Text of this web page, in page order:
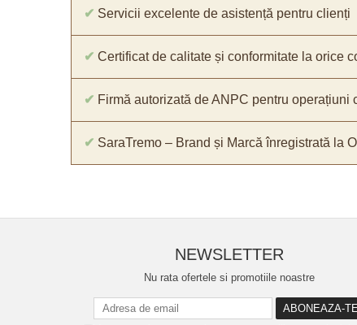
✔ Servicii excelente de asistență pentru clienți
✔ Certificat de calitate și conformitate la orice
✔ Firmă autorizată de ANPC pentru operațiuni
✔ SaraTremo – Brand și Marcă înregistrată la
NEWSLETTER
Nu rata ofertele si promotiile noastre